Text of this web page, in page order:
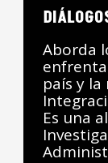
Aborda
país y
Es una